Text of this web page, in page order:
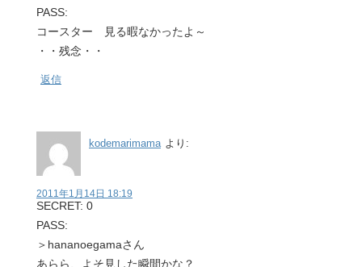
PASS:
コースター 見る暇なかったよ～
・・残念・・
返信
kodemarimama より:
2011年1月14日 18:19
SECRET: 0
PASS:
＞hananoegamaさん
あらら、よそ見した瞬間かな？